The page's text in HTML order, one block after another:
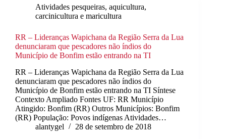
Atividades pesqueiras, aquicultura,
carcinicultura e maricultura
RR – Lideranças Wapichana da Região Serra da Lua
denunciaram que pescadores não índios do
Município de Bonfim estão entrando na TI
RR – Lideranças Wapichana da Região Serra da Lua
denunciaram que pescadores não índios do
Município de Bonfim estão entrando na TI Síntese
Contexto Ampliado Fontes UF: RR Município
Atingido: Bonfim (RR) Outros Municípios: Bonfim
(RR) População: Povos indígenas Atividades…
alantygel
28 de setembro de 2018